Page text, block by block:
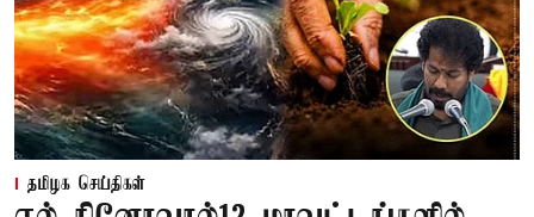
தமிழக செய்திகள்